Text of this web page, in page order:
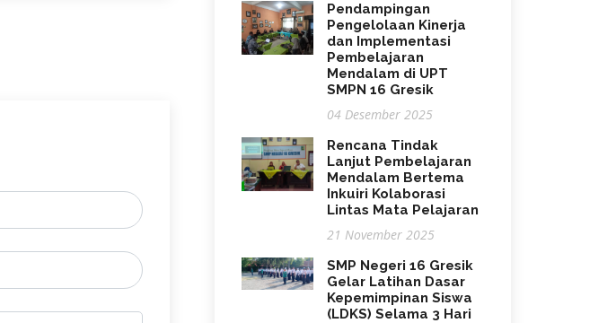
Pendampingan
Pengelolaan Kinerja
dan Implementasi
Pembelajaran
Mendalam di UPT
SMPN 16 Gresik
04 Desember 2025
Rencana Tindak
Lanjut Pembelajaran
Mendalam Bertema
Inkuiri Kolaborasi
Lintas Mata Pelajaran
21 November 2025
SMP Negeri 16 Gresik
Gelar Latihan Dasar
Kepemimpinan Siswa
(LDKS) Selama 3 Hari